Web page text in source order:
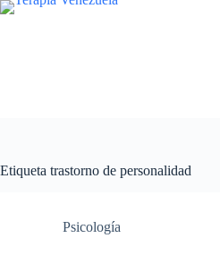
Saltar
Etiqueta trastorno de personalidad
Psicología